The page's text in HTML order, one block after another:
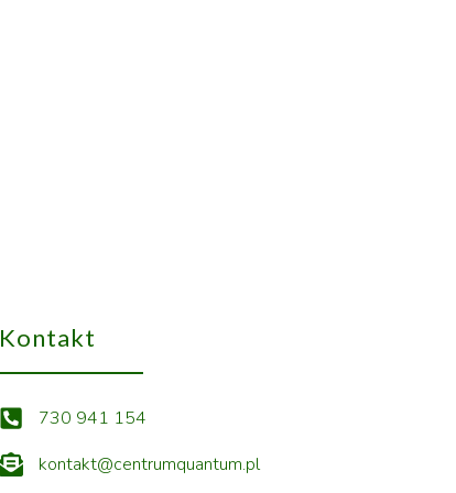
Kontakt
730 941 154
kontakt@centrumquantum.pl